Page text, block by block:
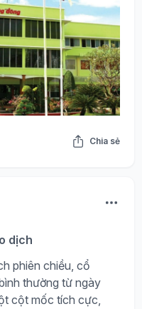
Chia sẻ
dịch
phiên chiều, cổ
thường từ ngày
cột mốc tích cực,